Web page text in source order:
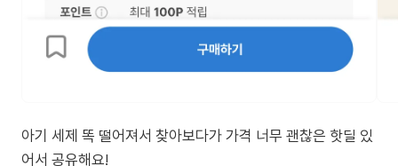
아기 세제 똑 떨어져서 찾아보다가 가격 너무 괜찮은 핫딜 있
어서 공유해요!